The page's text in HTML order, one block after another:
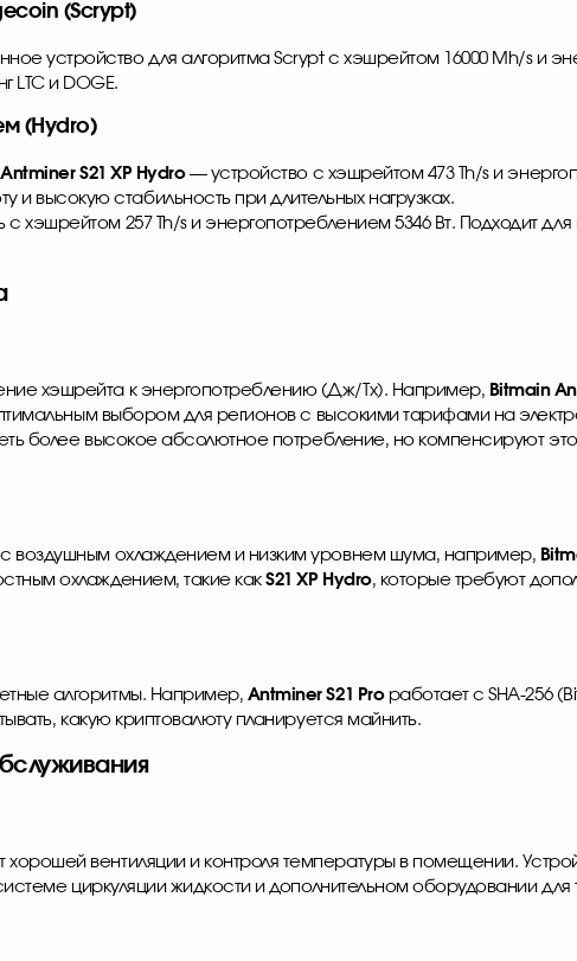
(Scrypt)
устройство для алгоритма Scrypt с хэшрейтом 16000 Mh/s и
LTC и DOGE.
(Hydro)
S21 XPHydro— устройство с хэшрейтом 473 Th/s и
и высокую стабильность при длительных нагрузках.
хэшрейтом 257 Th/s и энергопотреблением 5346 Вт. Подходит
хэшрейта к энергопотреблению (Дж/Тх). Например, Bitmain
выбором для регионов с высокими тарифами на
более высокое абсолютное потребление, но компенсируют
воздушным охлаждением и низким уровнем шума, например,
охлаждением, такие какS21 XP Hydro, которые требуют
алгоритмы. Например, Antminer S21 Proработает с SHA-256
какую криптовалюту планируется майнить.
вентиляции и контроля температуры в помещении.
циркуляции жидкости и дополнительном оборудовании для